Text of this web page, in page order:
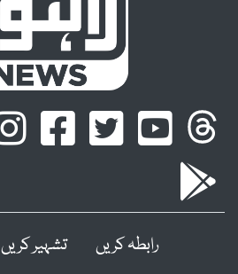
رابطہ کریں تشہیر کریں